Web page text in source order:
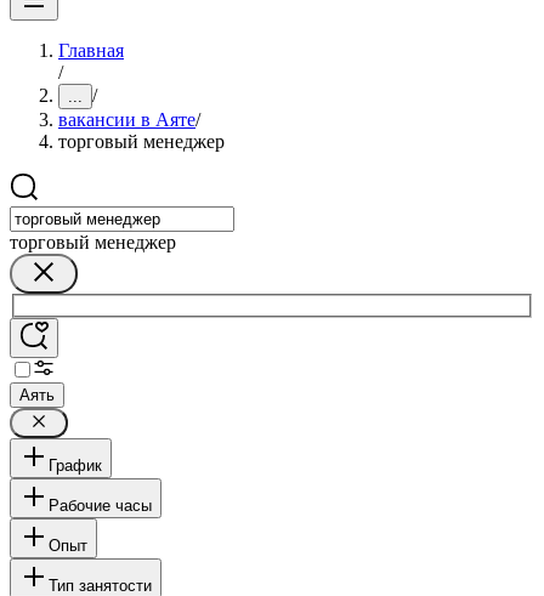
Главная
/
... /
вакансии в Аяте/
торговый менеджер
торговый менеджер
Аять
График
Рабочие часы
Опыт
Тип занятости